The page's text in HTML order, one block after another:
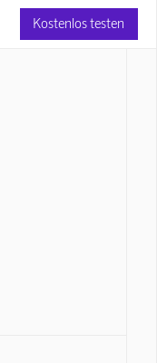
Kostenlos testen